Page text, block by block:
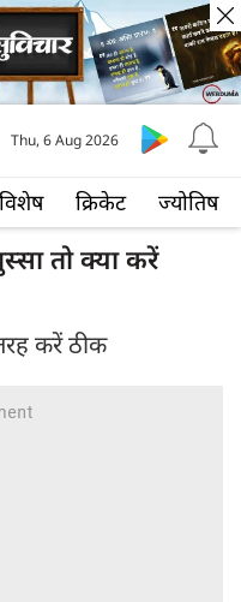
क्रिकेट ज्योतिष
Thu, 6 Aug 2026
तो क्या करें
करें ठीक